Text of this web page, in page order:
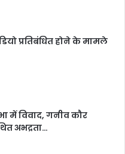
प्रतिबंधित होने के मामले
में विवाद, गनीव कौर
अभद्रता…